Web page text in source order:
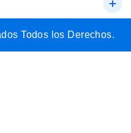
Todos los Derechos.